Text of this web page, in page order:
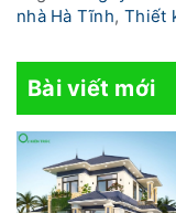
nhà Hà Tĩnh, Thiết
Bài viết mới